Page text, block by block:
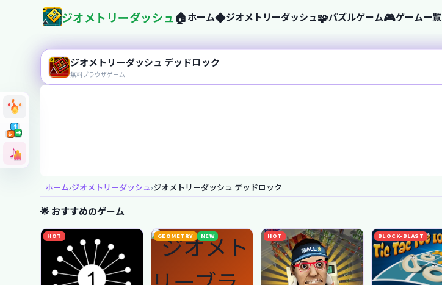
➜
➜
➜
♪
➜
➜
ジオメトリーダッシュ 🏠ホーム◆ジオメトリーダッシュ🧩パズルゲーム🎮ゲーム一覧
geometry-dash-jp.com
今すぐプレイ！
ジオメトリーダッシュ デッドロック
無料ブラウザゲーム
ホーム›ジオメトリーダッシュ›ジオメトリーダッシュ デッドロック
🌟 おすすめのゲーム
HOT GEOMETRY NEW HOT BLOCK-BLAST